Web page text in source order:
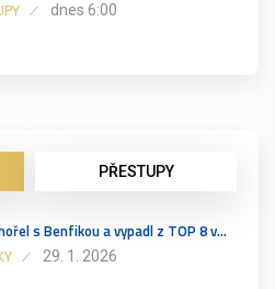
dnes 6:00
PŘESTUPY
s Benfikou a vypadl z TOP 8 v…
29. 1. 2026